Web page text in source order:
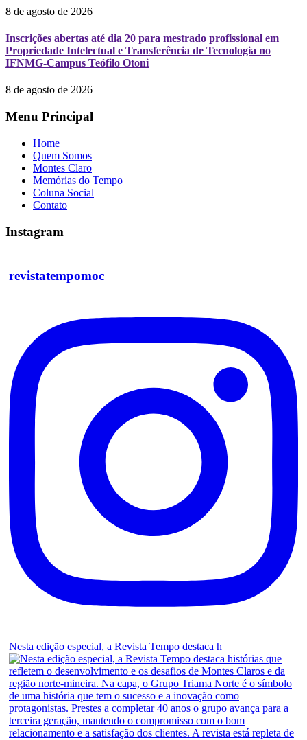
8 de agosto de 2026
Inscrições abertas até dia 20 para mestrado profissional em
Propriedade Intelectual e Transferência de Tecnologia no
IFNMG-Campus Teófilo Otoni
8 de agosto de 2026
Menu Principal
Home
Quem Somos
Montes Claro
Memórias do Tempo
Coluna Social
Contato
Instagram
revistatempomoc
Nesta edição especial, a Revista Tempo destaca h